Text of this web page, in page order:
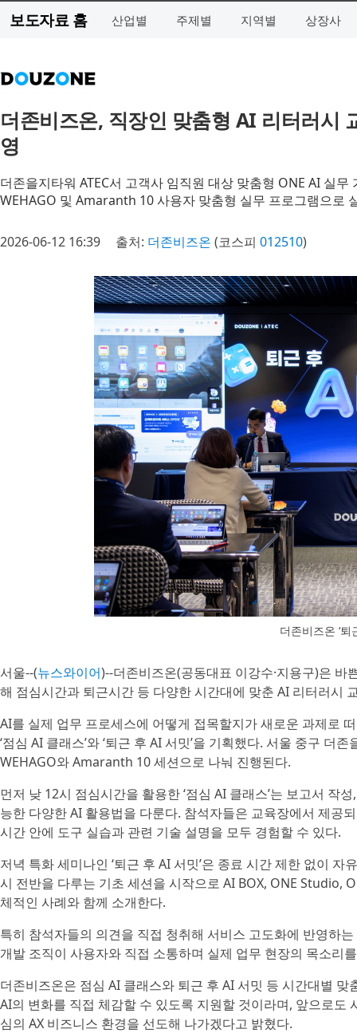
보도자료 홈 산업별 주제별 지역별 상장사
더존비즈온, 직장인 맞춤형 AI 리터러시
영
더존을지타워 ATEC서 고객사 임직원 대상 맞춤형 ONE AI 실무
WEHAGO 및 Amaranth 10 사용자 맞춤형 실무 프로그램으로
2026-06-12 16:39 출처: 더존비즈온 (코스피 012510)
더존비즈온 ‘퇴
서울--(뉴스와이어)--더존비즈온(공동대표 이강수·지용구)은
해 점심시간과 퇴근시간 등 다양한 시간대에 맞춘 AI 리터러시
AI를 실제 업무 프로세스에 어떻게 접목할지가 새로운 과제로
‘점심 AI 클래스’와 ‘퇴근 후 AI 서밋’을 기획했다. 서울 중구 더
WEHAGO와 Amaranth 10 세션으로 나눠 진행된다.
먼저 낮 12시 점심시간을 활용한 ‘점심 AI 클래스’는 보고서 작
능한 다양한 AI 활용법을 다룬다. 참석자들은 교육장에서 제공
시간 안에 도구 실습과 관련 기술 설명을 모두 경험할 수 있다.
저녁 특화 세미나인 ‘퇴근 후 AI 서밋’은 종료 시간 제한 없이
시 전반을 다루는 기초 세션을 시작으로 AI BOX, ONE Studio,
체적인 사례와 함께 소개한다.
특히 참석자들의 의견을 직접 청취해 서비스 고도화에 반영하
개발 조직이 사용자와 직접 소통하며 실제 업무 현장의 목소리
더존비즈온은 점심 AI 클래스와 퇴근 후 AI 서밋 등 시간대별
AI의 변화를 직접 체감할 수 있도록 지원할 것이라며, 앞으로
심의 AX 비즈니스 환경을 선도해 나가겠다고 밝혔다.